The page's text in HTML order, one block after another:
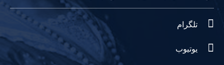
تلگرام
یوتیوب